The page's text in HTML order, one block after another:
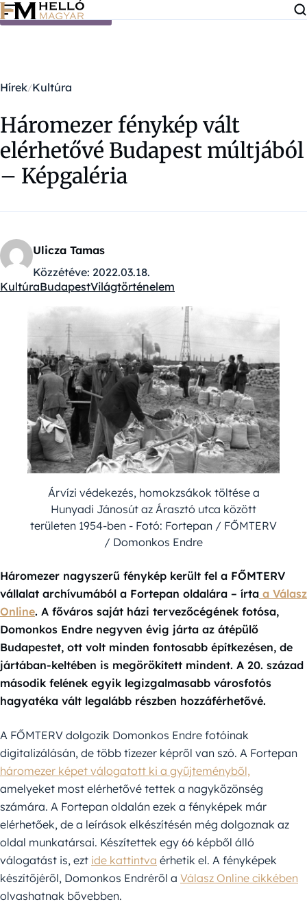
Ugrás a tartalomra
Hírek Kultúra
Háromezer fénykép vált
elérhetővé Budapest múltjából
– Képgaléria
Ulicza Tamas
Közzétéve: 2022.03.18.
Kategóriák:
KultúraBudapestVilágtörténelem
Árvízi védekezés, homokzsákok töltése a
Hunyadi Jánosút az Árasztó utca között
területen 1954-ben - Fotó: Fortepan / FŐMTERV
/ Domonkos Endre
Háromezer nagyszerű fénykép került fel a FŐMTERV
vállalat archívumából a Fortepan oldalára – írta a Válasz
Online. A főváros saját házi tervezőcégének fotósa,
Domonkos Endre negyven évig járta az átépülő
Budapestet, ott volt minden fontosabb építkezésen, de
jártában-keltében is megörökített mindent. A 20. század
második felének egyik legizgalmasabb városfotós
hagyatéka vált legalább részben hozzáférhetővé.
A FŐMTERV dolgozik Domonkos Endre fotóinak
digitalizálásán, de több tízezer képről van szó. A Fortepan
háromezer képet válogatott ki a gyűjteményből,
amelyeket most elérhetővé tettek a nagyközönség
számára. A Fortepan oldalán ezek a fényképek már
elérhetőek, de a leírások elkészítésén még dolgoznak az
oldal munkatársai. Készítettek egy 66 képből álló
válogatást is, ezt ide kattintva érhetik el. A fényképek
készítőjéről, Domonkos Endréről a Válasz Online cikkében
olvashatnak bővebben.